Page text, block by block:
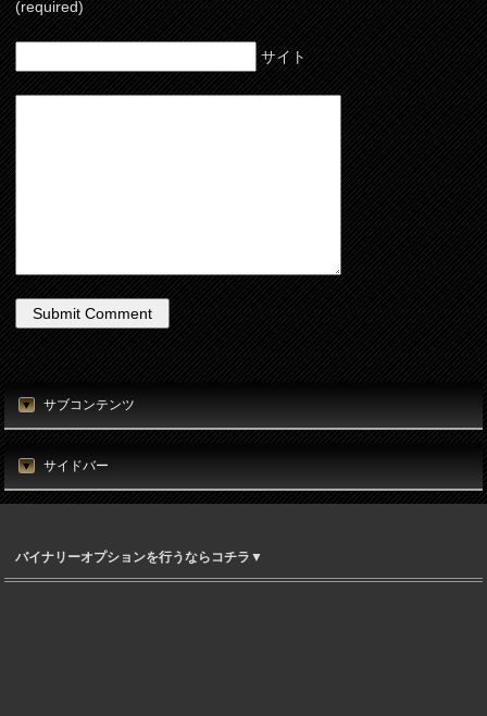
(required)
サイト
サブコンテンツ
サイドバー
バイナリーオプションを行うならコチラ▼